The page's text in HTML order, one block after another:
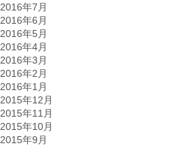
2016年7月
2016年6月
2016年5月
2016年4月
2016年3月
2016年2月
2016年1月
2015年12月
2015年11月
2015年10月
2015年9月